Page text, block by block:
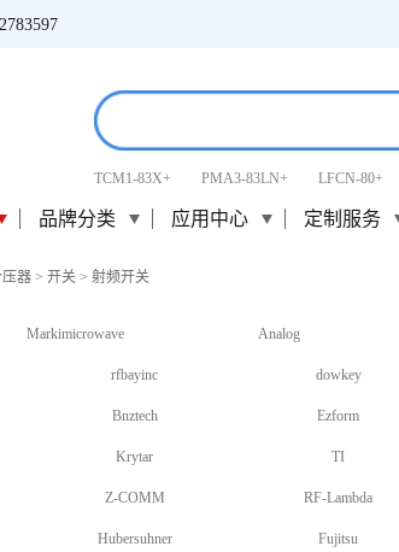
TCM1-83X+ PMA3-83LN+ LFCN-80+
品牌分类 应用中心 定制服务
器 > 开关 > 射频开关
Markimicrowave Analog
rfbayinc dowkey
Bnztech Ezform
Krytar TI
Z-COMM RF-Lambda
Hubersuhner Fujitsu